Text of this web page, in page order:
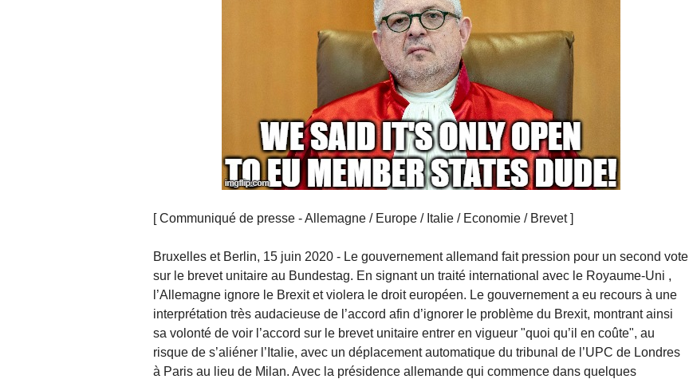
[ Communiqué de presse - Allemagne / Europe / Italie / Economie / Brevet ]
Bruxelles et Berlin, 15 juin 2020 - Le gouvernement allemand fait pression pour un second vote
sur le brevet unitaire au Bundestag. En signant un traité international avec le Royaume-Uni ,
l’Allemagne ignore le Brexit et violera le droit européen. Le gouvernement a eu recours à une
interprétation très audacieuse de l’accord afin d’ignorer le problème du Brexit, montrant ainsi
sa volonté de voir l’accord sur le brevet unitaire entrer en vigueur "quoi qu’il en coûte", au
risque de s’aliéner l’Italie, avec un déplacement automatique du tribunal de l’UPC de Londres
à Paris au lieu de Milan. Avec la présidence allemande qui commence dans quelques